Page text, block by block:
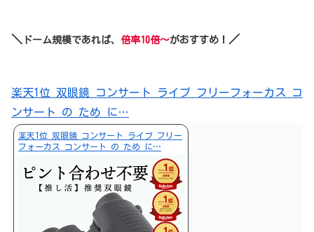
＼ ドーム規模であれば、 倍率10倍～がおすすめ！ ／
楽天1位 双眼鏡 コンサート ライブ フリーフォーカス コ
ンサート の ため に…
楽天1位 双眼鏡 コンサート ライブ フリー
フォーカス コンサート の ため に…